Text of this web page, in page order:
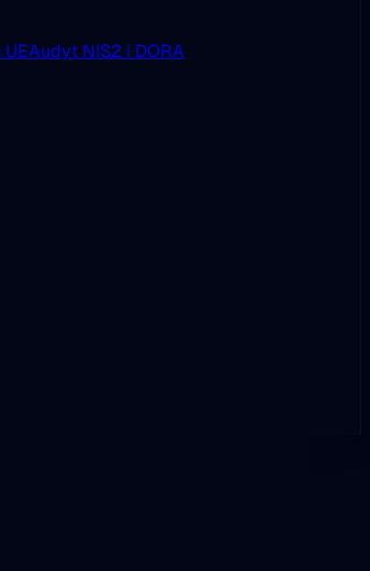
Audyt NIS2 i DORA